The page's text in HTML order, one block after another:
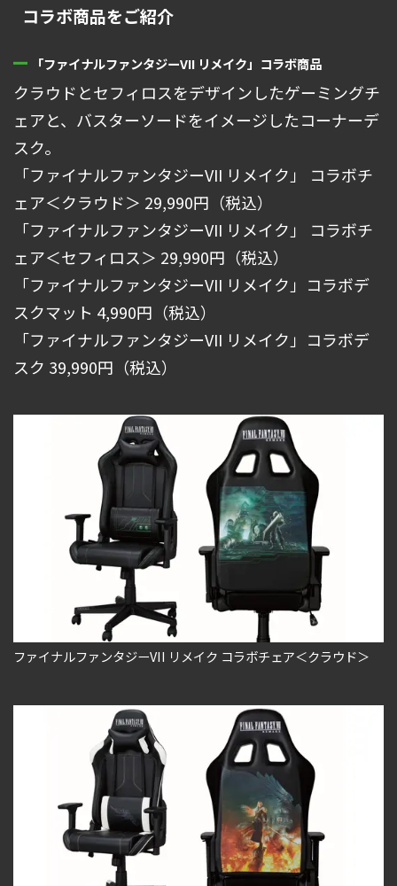
コラボ商品をご紹介
「ファイナルファンタジーVII リメイク」コラボ商品
クラウドとセフィロスをデザインしたゲーミングチ
ェアと、バスターソードをイメージしたコーナーデ
スク。
「ファイナルファンタジーVII リメイク」 コラボチ
ェア＜クラウド＞ 29,990円（税込）
「ファイナルファンタジーVII リメイク」 コラボチ
ェア＜セフィロス＞ 29,990円（税込）
「ファイナルファンタジーVII リメイク」コラボデ
スクマット 4,990円（税込）
「ファイナルファンタジーVII リメイク」コラボデ
スク 39,990円（税込）
ファイナルファンタジーVII リメイク コラボチェア＜クラウド＞